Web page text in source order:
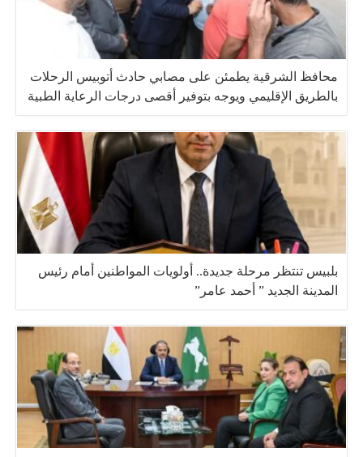
محافظ الشرقية يطمئن على مصابي حادث أتوبيس الرحلات
بالطريق الإقليمي ويوجه بتوفير أقصى درجات الرعاية الطبية
بلبيس تنتظر مرحلة جديدة.. أولويات المواطنين أمام رئيس
المدينة الجديد ” أحمد عامر”